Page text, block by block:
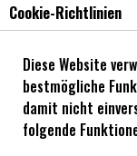
NOA Type-E
Naben
27,5" - 29"
Cookie-Richtlinien
Diese Website
bestmögliche
damit nicht
folgende